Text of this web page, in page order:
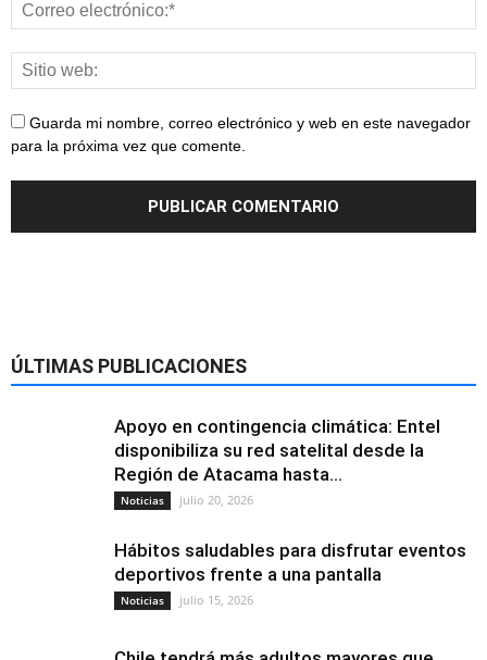
Guarda mi nombre, correo electrónico y web en este navegador
para la próxima vez que comente.
ÚLTIMAS PUBLICACIONES
Apoyo en contingencia climática: Entel
disponibiliza su red satelital desde la
Región de Atacama hasta...
Noticias julio 20, 2026
Hábitos saludables para disfrutar eventos
deportivos frente a una pantalla
Noticias julio 15, 2026